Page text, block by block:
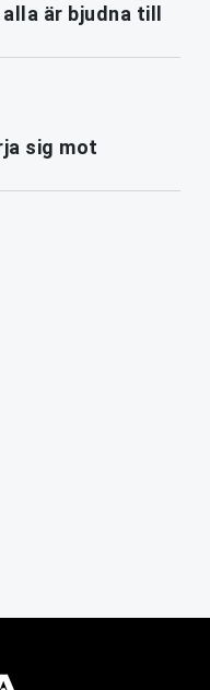
är bjudna till
sig mot